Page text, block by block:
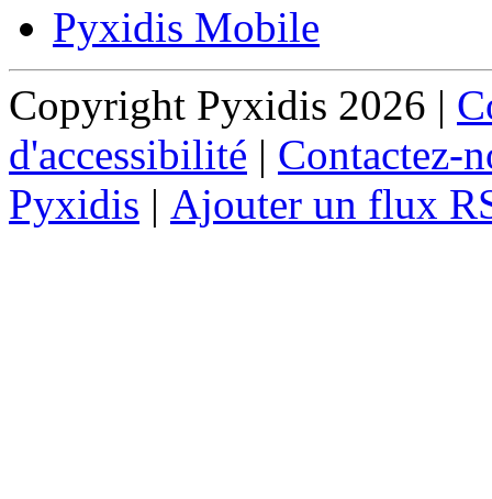
Pyxidis Mobile
Copyright Pyxidis 2026 |
d'accessibilité | Contactez-
Pyxidis | Ajouter un flux